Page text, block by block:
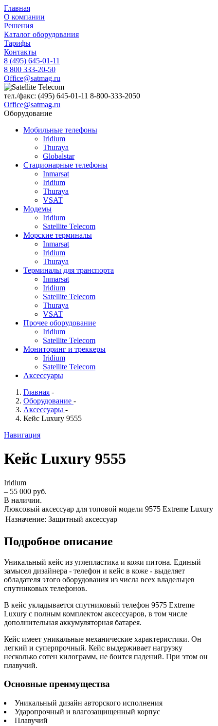
Главная
О компании
Решения
Каталог оборудования
Тарифы
Контакты
8 (495) 645-01-11
8 800 333-20-50
Office@satmag.ru
тел./факс: (495) 645-01-11 8-800-333-2050
Office@satmag.ru
Оборудование
Мобильные телефоны
Iridium
Thuraya
Globalstar
Стационарные телефоны
Inmarsat
Iridium
Thuraya
VSAT
Модемы
Iridium
Satellite Telecom
Морские терминалы
Inmarsat
Iridium
Thuraya
Терминалы для транспорта
Inmarsat
Iridium
Satellite Telecom
Thuraya
VSAT
Прочее оборудование
Iridium
Satellite Telecom
Мониторинг и треккеры
Iridium
Satellite Telecom
Аксессуары
Главная -
Оборудование -
Аксессуары -
Кейс Luxury 9555
Навигация
Кейс Luxury 9555
Iridium
– 55 000 руб.
В наличии.
Люксовый аксессуар для топовой модели 9575 Extreme Luxury
Назначение: Защитный аксессуар
Подробное описание
Уникальный кейс из углепластика и кожи питона. Единый
замысел дизайнера - телефон и кейс в коже - выделяет
обладателя этого оборудования из числа всех владельцев
спутниковых телефонов.
В кейс укладывается спутниковый телефон 9575 Extreme
Luxury с полным комплектом аксессуаров, в том числе
дополнительная аккумуляторная батарея.
Кейс имеет уникальные механические характеристики. Он
легкий и суперпрочный. Кейс выдерживает нагрузку
несколько сотен килограмм, не боится падений. При этом он
плавучий.
Основные преимущества
Уникальный дизайн авторского исполнения
Ударопрочный и влагозащищенный корпус
Плавучий